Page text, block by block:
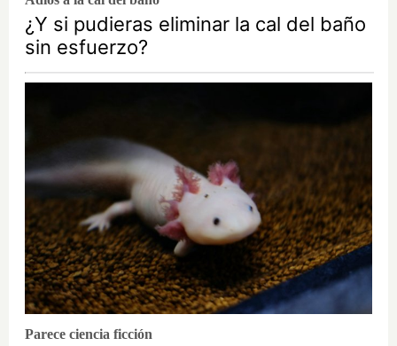
¿Y si pudieras eliminar la cal del baño
sin esfuerzo?
Parece ciencia ficción